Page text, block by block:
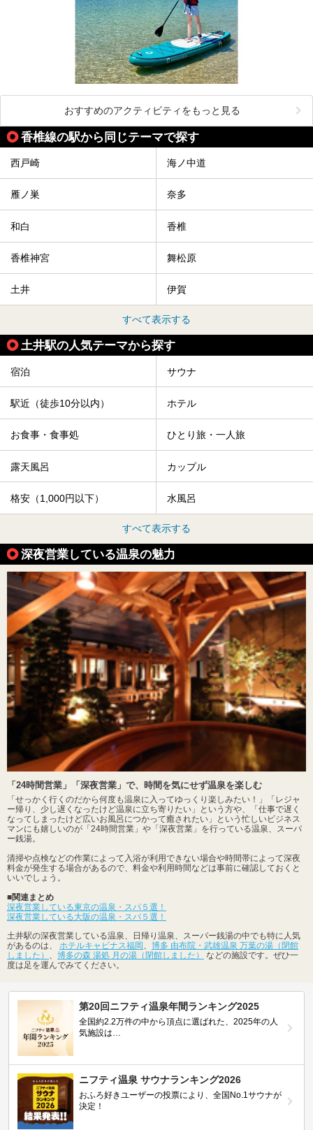
おすすめのアクティビティをもっと見る
香椎線の駅から同じテーマで探す
西戸崎 海ノ中道
雁ノ巣 奈多
和白 香椎
香椎神宮 舞松原
土井 伊賀
すべて表示する
土井駅の人気テーマから探す
宿泊 サウナ
駅近（徒歩10分以内） ホテル
お食事・食事処 ひとり旅・一人旅
露天風呂 カップル
格安（1,000円以下） 水風呂
すべて表示する
深夜営業している温泉の魅力
「24時間営業」「深夜営業」で、時間を気にせず温泉を楽しむ
「せっかく行くのだから何度も温泉に入ってゆっくり楽しみたい！」「レジャ
ー帰り、少し遅くなったけど温泉に立ち寄りたい」という方や、「仕事で遅く
なってしまったけど広いお風呂につかって癒されたい」という忙しいビジネス
マンにも嬉しいのが「24時間営業」や「深夜営業」を行っている温泉、スーパ
ー銭湯。
清掃や点検などの作業によって入浴が利用できない場合や時間帯によって深夜
料金が発生する場合があるので、料金や利用時間などは事前に確認しておくと
いいでしょう。
■関連まとめ
深夜営業している東京の温泉・スパ５選！
深夜営業している大阪の温泉・スパ５選！
土井駅の深夜営業している温泉、日帰り温泉、スーパー銭湯の中でも特に人気
があるのは、 ホテルキャビナス福岡 、 博多 由布院・武雄温泉 万葉の湯（閉館
しました） 、 博多の森 湯処 月の湯（閉館しました）
などの施設です。ぜひ一
度は足を運んでみてください。
第20回ニフティ温泉年間ランキング2025
全国約2.2万件の中から頂点に選ばれた、2025年の人
気施設は…
ニフティ温泉 サウナランキング2026
おふろ好きユーザーの投票により、全国No.1サウナが
決定！